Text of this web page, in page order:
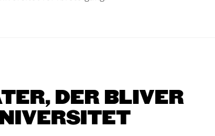
DER BLIVER